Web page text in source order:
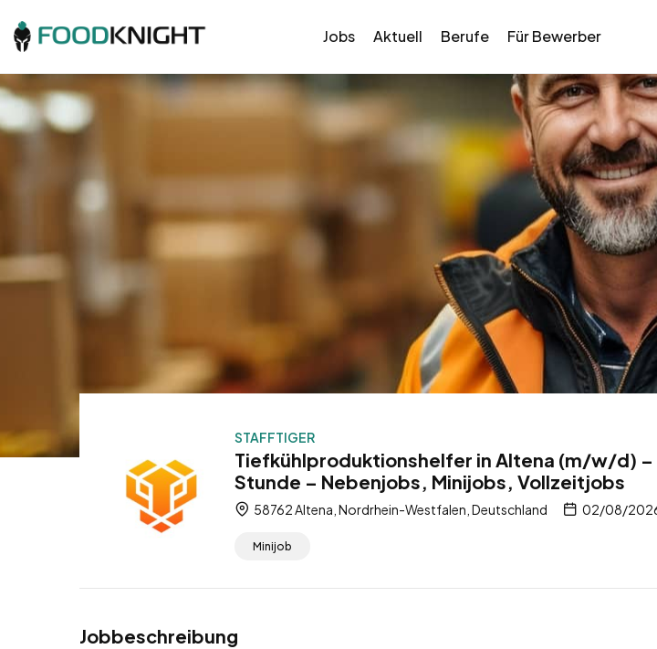
Jobs Aktuell Berufe Für Bewerber
STAFFTIGER
Tiefkühlproduktionshelfer in Altena (m/w/d)
Stunde – Nebenjobs, Minijobs, Vollzeitjobs
58762 Altena, Nordrhein-Westfalen, Deutschland 02/08/
Minijob
Jobbeschreibung